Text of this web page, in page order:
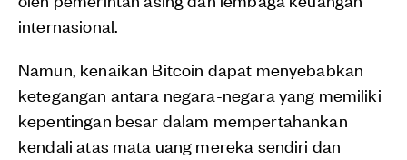
internasional.
Namun, kenaikan Bitcoin dapat menyebabkan
ketegangan antara negara-negara yang memiliki
kepentingan besar dalam mempertahankan
kendali atas mata uang mereka sendiri dan